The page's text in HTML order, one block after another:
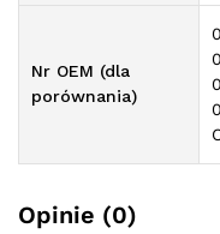
Nr OEM (dla
porównania)
Opinie (0)